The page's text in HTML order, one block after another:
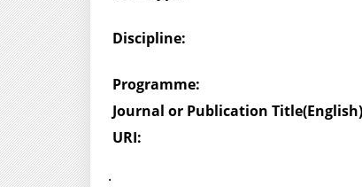
Discipline:
Programme:
Journal or Publication
URI:
.